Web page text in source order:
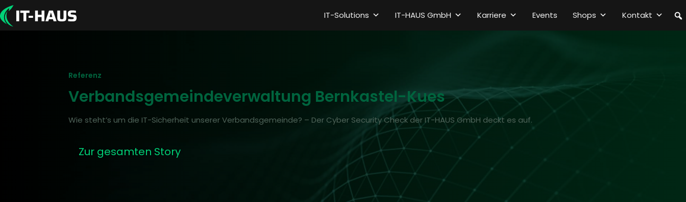
IT-Solutions IT-HAUS GmbH Karriere Events Shops Kontakt
Referenz
Verbandsgemeindeverwaltung Bernkastel-Kues
Wie steht’s um die IT-Sicherheit unserer Verbandsgemeinde? – Der Cyber Security Check der IT-HAUS GmbH deckt es auf.
Zur gesamten Story